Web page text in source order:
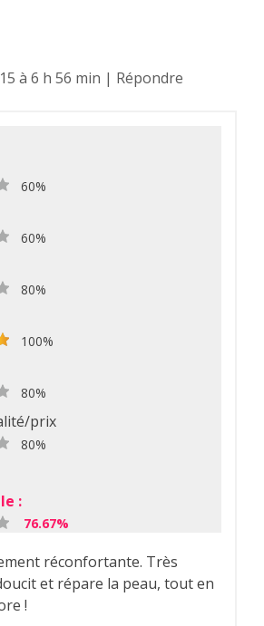
à 6 h 56 min | Répondre
60%
60%
80%
100%
80%
prix
80%
:
76.67%
réconfortante. Très
et répare la peau, tout en
!